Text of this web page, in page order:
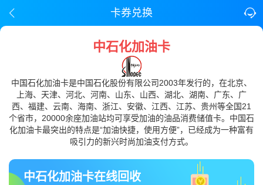
卡券兑换
中石化加油卡
中国石化加油卡是中国石化股份有限公司2003年发行的，在北京、
上海、天津、河北、河南、山东、山西、湖北、湖南、广东、广
西、福建、云南、海南、浙江、安徽、江西、江苏、贵州等全国21
个省市，20000余座加油站均可享受加油的油品消费储值卡。中国石
化加油卡最突出的特点是“加油快捷，使用方便”，已经成为一种富有
吸引力的新兴时尚加油支付方式。
中石化加油卡在线回收